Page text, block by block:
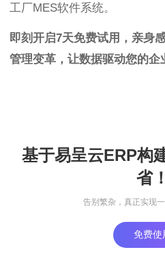
工厂MES软件系统。
即刻开启7天免费试用，亲身
管理变革，让数据驱动您的企
基于易呈云ERP构
省！
告别繁杂，真正实现一
免费使